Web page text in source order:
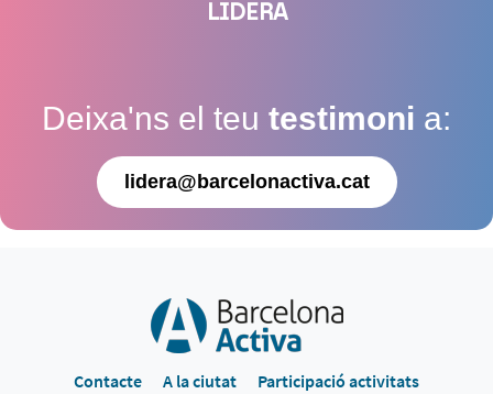
LIDERA
Deixa'ns el teu testimoni a:
lidera@barcelonactiva.cat
Contacte A la ciutat
Participació activitats